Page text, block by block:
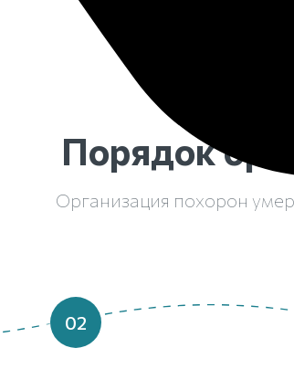
Порядок
Организация похорон
02